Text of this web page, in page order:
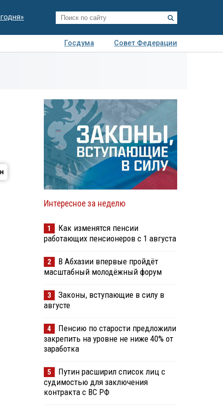
Госдума
Совет Федерации
Интересное за неделю
1
Как изменятся пенсии
работающих пенсионеров с 1 августа
2
В Абхазии впервые пройдёт
масштабный молодёжный форум
3
Законы, вступающие в силу в
августе
4
Пенсию по старости предложили
закрепить на уровне не ниже 40% от
заработка
5
Путин расширил список лиц с
судимостью для заключения
контракта с ВС РФ